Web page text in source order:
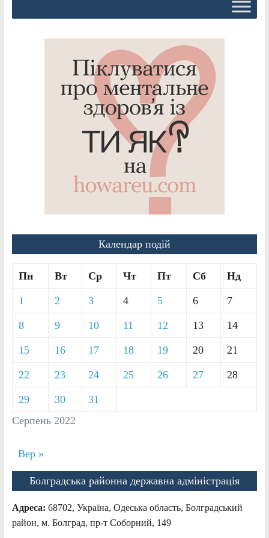
Календар подій
Серпень 2022
Пн Вт Ср Чт Пт Сб Нд
1 2 3 4 5 6 7
8 9 10 11 12 13 14
15 16 17 18 19 20 21
22 23 24 25 26 27 28
29 30 31
Вер »
Болградська районна державна адміністрація
Адреса: 68702, Україна, Одеська область, Болградський
район, м. Болград, пр-т Соборний, 149